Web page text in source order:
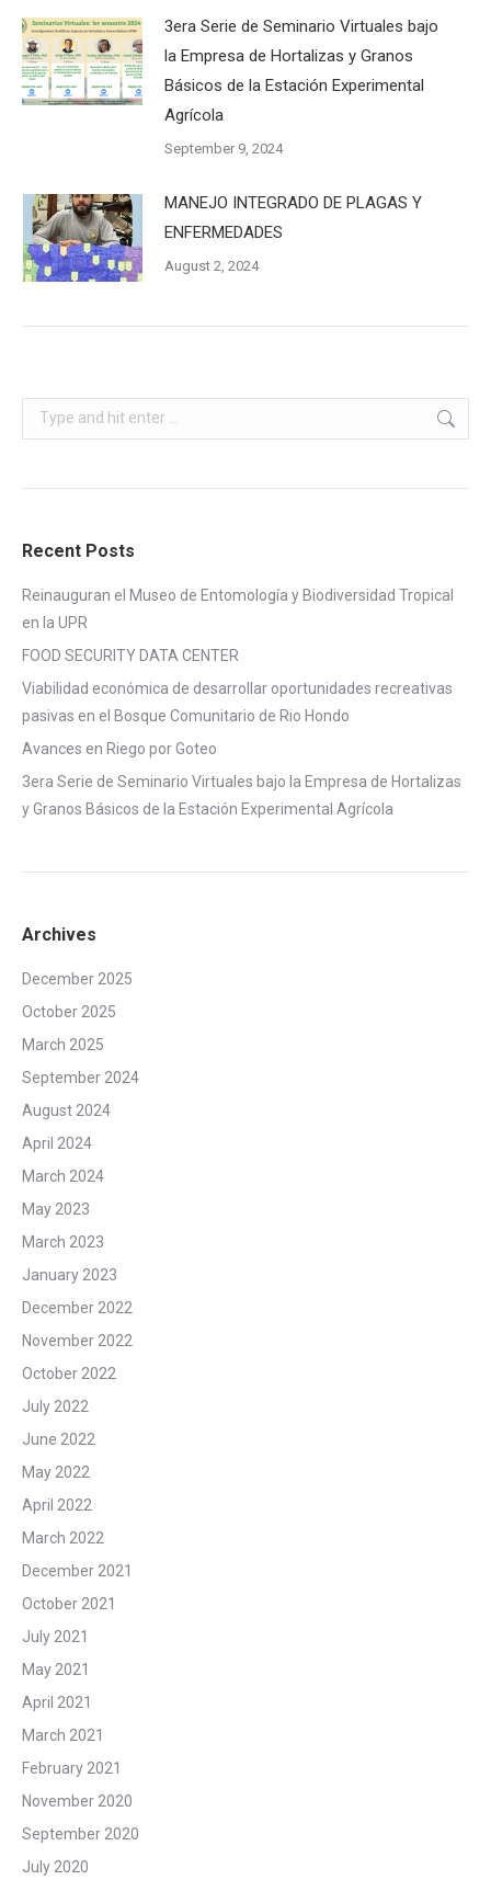
3era Serie de Seminario Virtuales bajo
la Empresa de Hortalizas y Granos
Básicos de la Estación Experimental
Agrícola
September 9, 2024
MANEJO INTEGRADO DE PLAGAS Y
ENFERMEDADES
August 2, 2024
Search:
Recent Posts
Reinauguran el Museo de Entomología y Biodiversidad Tropical
en la UPR
FOOD SECURITY DATA CENTER
Viabilidad económica de desarrollar oportunidades recreativas
pasivas en el Bosque Comunitario de Rio Hondo
Avances en Riego por Goteo
3era Serie de Seminario Virtuales bajo la Empresa de Hortalizas
y Granos Básicos de la Estación Experimental Agrícola
Archives
December 2025
October 2025
March 2025
September 2024
August 2024
April 2024
March 2024
May 2023
March 2023
January 2023
December 2022
November 2022
October 2022
July 2022
June 2022
May 2022
April 2022
March 2022
December 2021
October 2021
July 2021
May 2021
April 2021
March 2021
February 2021
November 2020
September 2020
July 2020